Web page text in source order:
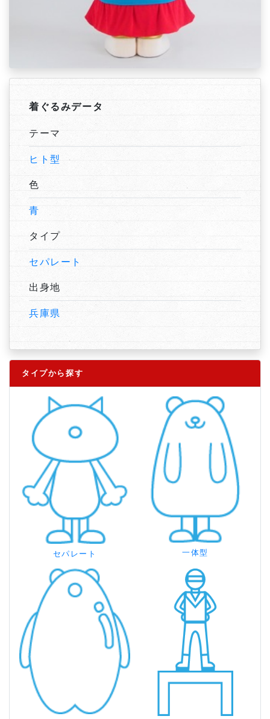
着ぐるみデータ
テーマ
ヒト型
色
青
タイプ
セパレート
出身地
兵庫県
タイプから探す
セパレート 一体型